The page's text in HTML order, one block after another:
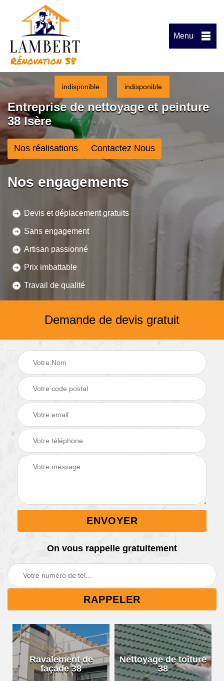
Menu
indisponible indisponible
Entreprise de nettoyage et peinture
38 Isère
Nos réalisations Contactez Nous
Nos engagements
Devis et déplacement gratuits
Sans engagement
Artisan passionné
Prix imbattable
Travail de qualité
Demande de devis gratuit
On vous rappelle gratuitement
Ravalement de
façade 38
Nettoyage de toiture
38